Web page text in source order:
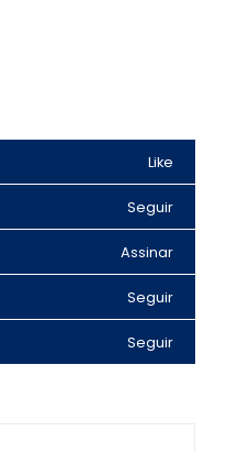
Like
Seguir
Assinar
Seguir
Seguir